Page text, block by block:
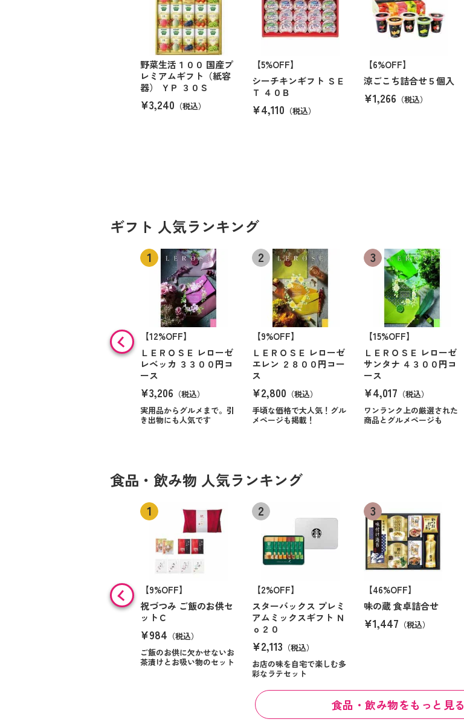
野菜生活１００ 国産プ
レミアムギフト（紙容
器） ＹＰ ３０Ｓ
¥3,240 （税込）
【5%OFF】
シーチキンギフト ＳＥ
Ｔ ４０Ｂ
¥4,110 （税込）
【6%OFF】
涼ごこち詰合せ５個入
¥1,266 （税込）
ギフト 人気ランキング
【12%OFF】
ＬＥＲＯＳＥ レローゼ
レベッカ ３３００円コ
ース
¥3,206 （税込）
実用品からグルメまで。引
き出物にも人気です
【9%OFF】
ＬＥＲＯＳＥ レローゼ
エレン ２８００円コー
ス
¥2,800 （税込）
手頃な価格で大人気！グル
メページも掲載！
【15%OFF】
ＬＥＲＯＳＥ レローゼ
サンタナ ４３００円コ
ース
¥4,017 （税込）
ワンランク上の厳選された
商品とグルメページも
食品・飲み物 人気ランキング
【9%OFF】
祝づつみ ご飯のお供セ
ットＣ
¥984 （税込）
ご飯のお供に欠かせないお
茶漬けとお吸い物のセット
【2%OFF】
スターバックス プレミ
アムミックスギフト Ｎ
ｏ２０
¥2,113 （税込）
お店の味を自宅で楽しむ多
彩なラテセット
【46%OFF】
味の蔵 食卓詰合せ
¥1,447 （税込）
食品・飲み物をもっと見る